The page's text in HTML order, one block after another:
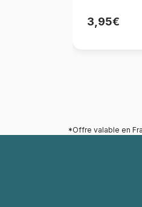
3,95€
*Offre valable en